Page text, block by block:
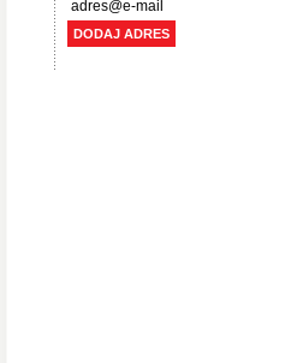
DODAJ ADRES